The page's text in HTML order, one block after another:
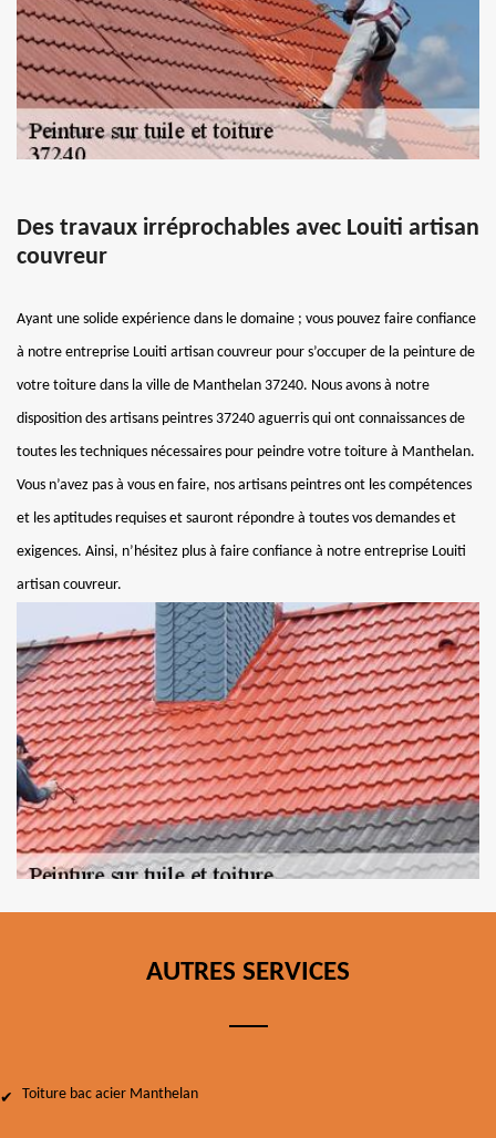
Des travaux irréprochables avec Louiti artisan
couvreur
Ayant une solide expérience dans le domaine ; vous pouvez faire confiance
à notre entreprise Louiti artisan couvreur pour s’occuper de la peinture de
votre toiture dans la ville de Manthelan 37240. Nous avons à notre
disposition des artisans peintres 37240 aguerris qui ont connaissances de
toutes les techniques nécessaires pour peindre votre toiture à Manthelan.
Vous n’avez pas à vous en faire, nos artisans peintres ont les compétences
et les aptitudes requises et sauront répondre à toutes vos demandes et
exigences. Ainsi, n’hésitez plus à faire confiance à notre entreprise Louiti
artisan couvreur.
AUTRES SERVICES
Toiture bac acier Manthelan